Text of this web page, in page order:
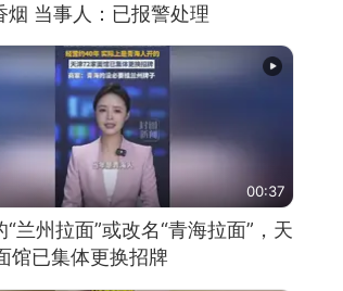
烟 当事人：已报警处理
00:37
“兰州拉面”或改名“青海拉面”，天
馆已集体更换招牌